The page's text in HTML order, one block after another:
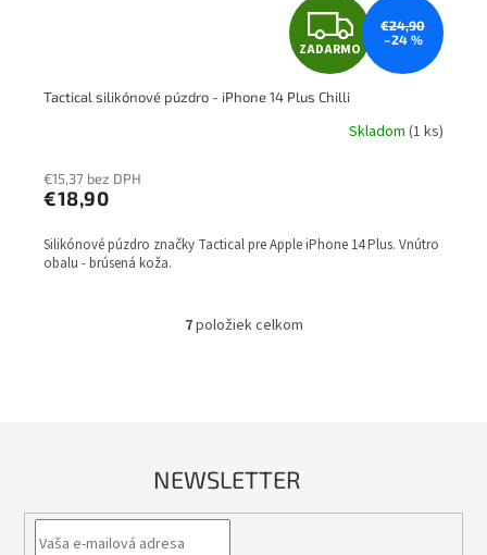
Z
A
D
M
ZADARMO
€24,90
–24 %
Tactical silikónové púzdro - iPhone 14 Plus Chilli
Skladom (1 ks)
€15,37 bez DPH
€18,90
Silikónové púzdro značky Tactical pre Apple iPhone 14 Plus. Vnútro
obalu - brúsená koža.
O
i
p
7položiek celkom
NEWSLETTER